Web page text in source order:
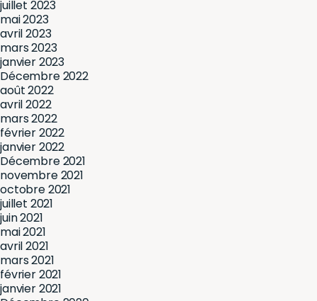
juillet 2023
mai 2023
avril 2023
mars 2023
janvier 2023
Décembre 2022
août 2022
avril 2022
mars 2022
février 2022
janvier 2022
Décembre 2021
novembre 2021
octobre 2021
juillet 2021
juin 2021
mai 2021
avril 2021
mars 2021
février 2021
janvier 2021